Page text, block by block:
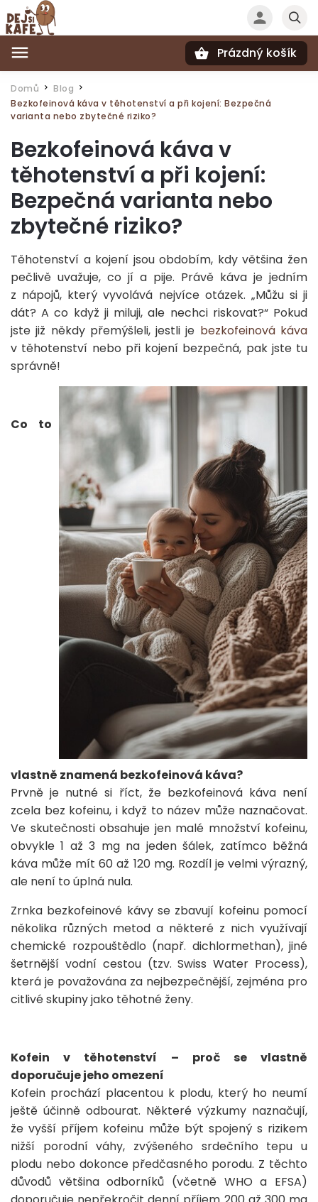
Prázdný košík
Domů / Blog /
Bezkofeinová káva v těhotenství a při kojení: Bezpečná
varianta nebo zbytečné riziko?
Bezkofeinová káva v
těhotenství a při kojení:
Bezpečná varianta nebo
zbytečné riziko?
Těhotenství a kojení jsou obdobím, kdy většina žen
pečlivě uvažuje, co jí a pije. Právě káva je jedním
z nápojů, který vyvolává nejvíce otázek. „Můžu si ji
dát? A co když ji miluji, ale nechci riskovat?“ Pokud
jste již někdy přemýšleli, jestli je bezkofeinová káva
v těhotenství nebo při kojení bezpečná, pak jste tu
správně!
Co to
vlastně znamená bezkofeinová káva?
Prvně je nutné si říct, že bezkofeinová káva není
zcela bez kofeinu, i když to název může naznačovat.
Ve skutečnosti obsahuje jen malé množství kofeinu,
obvykle 1 až 3 mg na jeden šálek, zatímco běžná
káva může mít 60 až 120 mg. Rozdíl je velmi výrazný,
ale není to úplná nula.
Zrnka bezkofeinové kávy se zbavují kofeinu pomocí
několika různých metod a některé z nich využívají
chemické rozpouštědlo (např. dichlormethan), jiné
šetrnější vodní cestou (tzv. Swiss Water Process),
která je považována za nejbezpečnější, zejména pro
citlivé skupiny jako těhotné ženy.
Kofein v těhotenství – proč se vlastně
doporučuje jeho omezení
Kofein prochází placentou k plodu, který ho neumí
ještě účinně odbourat. Některé výzkumy naznačují,
že vyšší příjem kofeinu může být spojený s rizikem
nižší porodní váhy, zvýšeného srdečního tepu u
plodu nebo dokonce předčasného porodu. Z těchto
důvodů většina odborníků (včetně WHO a EFSA)